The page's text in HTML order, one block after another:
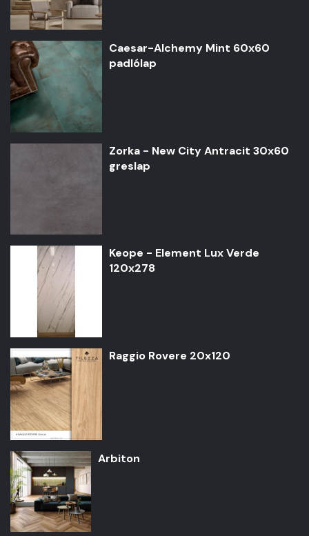
Caesar-Alchemy Mint 60x60
padlólap
Zorka - New City Antracit 30x60
greslap
Keope - Element Lux Verde
120x278
Raggio Rovere 20x120
Arbiton